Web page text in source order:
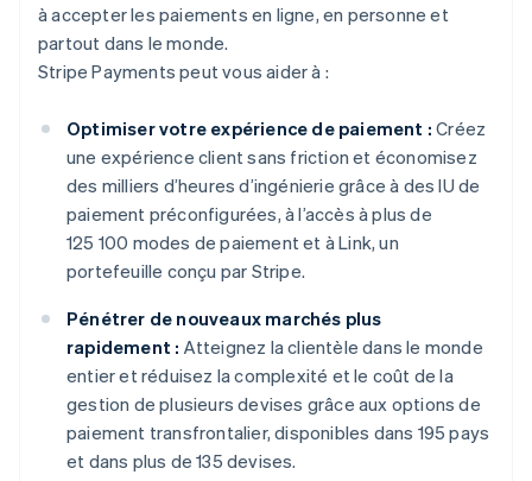
à accepter les paiements en ligne, en personne et
partout dans le monde.
Stripe Payments peut vous aider à :
Optimiser votre expérience de paiement : Créez
une expérience client sans friction et économisez
des milliers d’heures d’ingénierie grâce à des IU de
paiement préconfigurées, à l’accès à plus de
125 100 modes de paiement et à Link, un
portefeuille conçu par Stripe.
Pénétrer de nouveaux marchés plus
rapidement : Atteignez la clientèle dans le monde
entier et réduisez la complexité et le coût de la
gestion de plusieurs devises grâce aux options de
paiement transfrontalier, disponibles dans 195 pays
et dans plus de 135 devises.